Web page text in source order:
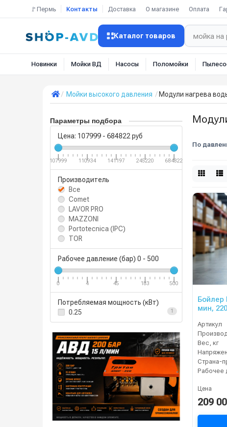
🚩Пермь Контакты Доставка О магазине Оплата
Каталог товаров
Новинки Мойки ВД Насосы Поломойки
Мойки высокого давления Модули нагрева
Параметры подбора
Цена: 107999 - 684822 руб
107999 110934 141197 245220 684822
Производитель
Все
Comet
LAVOR PRO
MAZZONI
Portotecnica (IPC)
TOR
Рабочее давление (бар) 0 - 500
0 4 45 183 500
Потребляемая мощность (кВт)
0.25
1
По
Бойлер
мин,
Артикул
Вес, кг
Страна-
Цена
209